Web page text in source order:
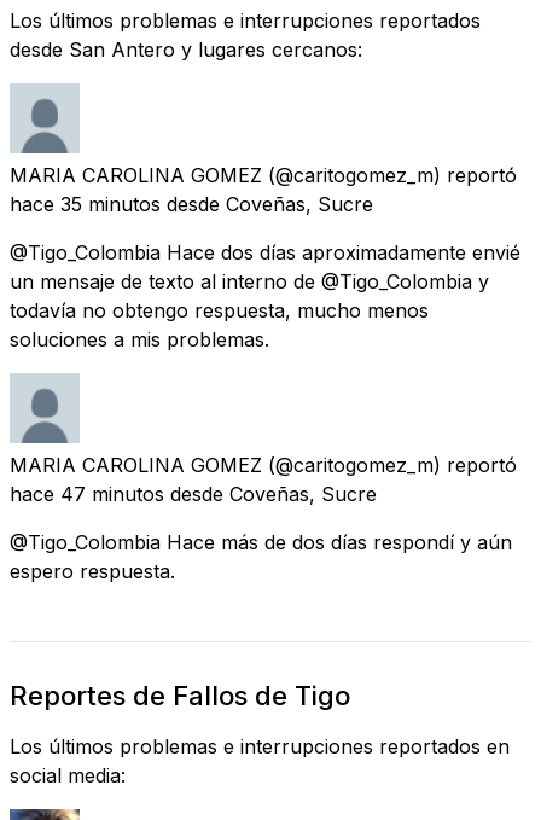
Los últimos problemas e interrupciones reportados
desde San Antero y lugares cercanos:
MARIA CAROLINA GOMEZ (@caritogomez_m) reportó
hace 35 minutos desde Coveñas, Sucre
@Tigo_Colombia Hace dos días aproximadamente envié
un mensaje de texto al interno de @Tigo_Colombia y
todavía no obtengo respuesta, mucho menos
soluciones a mis problemas.
MARIA CAROLINA GOMEZ (@caritogomez_m) reportó
hace 47 minutos desde Coveñas, Sucre
@Tigo_Colombia Hace más de dos días respondí y aún
espero respuesta.
Reportes de Fallos de Tigo
Los últimos problemas e interrupciones reportados en
social media: